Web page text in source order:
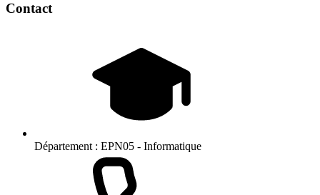
Contact
Département : EPN05 - Informatique